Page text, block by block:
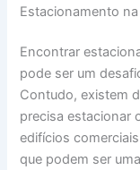
Estacionamento
Encontrar
pode ser um
Contudo, existem
precisa estacionar
edifícios
que podem ser